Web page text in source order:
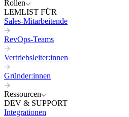
Rollen
LEMLIST FÜR
Sales-Mitarbeitende
RevOps-Teams
Vertriebsleiter:innen
Gründer:innen
Ressourcen
DEV & SUPPORT
Integrationen